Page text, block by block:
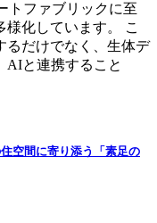
トファブリックに至
化しています。 こ
るだけでなく、生体デ
AIと連携すること
空間に寄り添う「素足の